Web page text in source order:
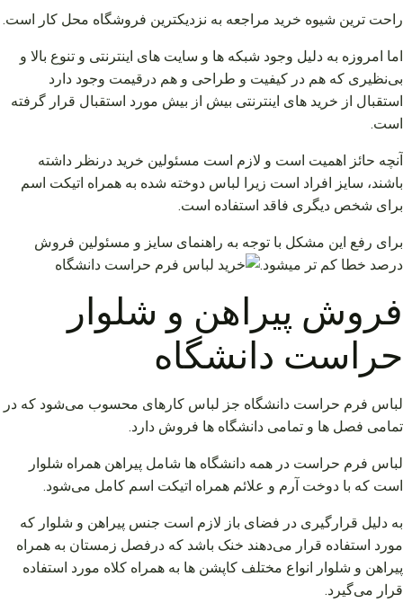
راحت ترین شیوه خرید مراجعه به نزدیکترین فروشگاه محل کار است.
اما امروزه به دلیل وجود شبکه ها و سایت های اینترنتی و تنوع بالا و
بی‌نظیری که هم در کیفیت و طراحی و هم درقیمت وجود دارد
استقبال از خرید های اینترنتی بیش از بیش مورد استقبال قرار گرفته
است.
آنچه حائز اهمیت است و لازم است مسئولین خرید درنظر داشته
باشند، سایز افراد است زیرا لباس دوخته شده به همراه اتیکت اسم
برای شخص دیگری فاقد استفاده است.
برای رفع این مشکل با توجه به راهنمای سایز و مسئولین فروش
درصد خطا کم تر میشود.
فروش پیراهن و شلوار
حراست دانشگاه
لباس فرم حراست دانشگاه جز لباس کارهای محسوب می‌شود که در
تمامی فصل ها و تمامی دانشگاه ها فروش دارد.
لباس فرم حراست در همه دانشگاه ها شامل پیراهن همراه شلوار
است که با دوخت آرم و علائم همراه اتیکت اسم کامل می‌شود.
به دلیل قرارگیری در فضای باز لازم است جنس پیراهن و شلوار که
مورد استفاده قرار می‌دهند خنک باشد که درفصل زمستان به همراه
پیراهن و شلوار انواع مختلف کاپشن ها به همراه کلاه مورد استفاده
قرار می‌گیرد.